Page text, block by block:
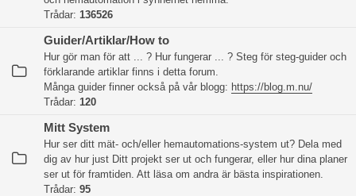
Trådar: 136526
Guider/Artiklar/How to
Hur gör man för att ... ? Hur fungerar ... ? Steg för steg-guider och
förklarande artiklar finns i detta forum.
Många guider finner också på vår blogg: https://blog.m.nu/
Trådar: 120
Mitt System
Hur ser ditt mät- och/eller hemautomations-system ut? Dela med
dig av hur just Ditt projekt ser ut och fungerar, eller hur dina planer
ser ut för framtiden. Att läsa om andra är bästa inspirationen.
Trådar: 95